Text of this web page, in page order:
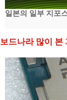
일본의 일부 지포
보드나라 많이 본